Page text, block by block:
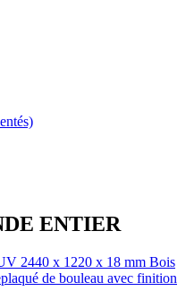
ENTIER